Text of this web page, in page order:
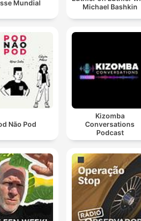
Mundial
Michael Bashkin
Não Pod
Kizomba
Conversations
Podcast